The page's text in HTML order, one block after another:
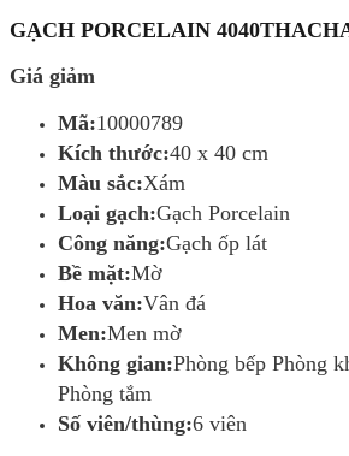
GẠCH PORCELAIN
Giá giảm
Mã:10000789
Kích thước:40 x 40 cm
Màu sắc:Xám
Loại gạch:Gạch Porcelain
Công năng:Gạch ốp lát
Bề mặt:Mờ
Hoa văn:Vân đá
Men:Men mờ
Không gian:Phòng bếp Phòng
Phòng tắm
Số viên/thùng:6 viên